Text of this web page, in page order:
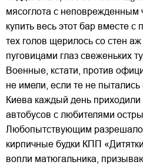
мясоглота с
купить весь этот бар вместе с
тех голов щерилось со стен
пуговицами глаз свеженьких
Военные, кстати, против
не имели, если те не пытались
Киева каждый день
автобусов с любителями
Любопытствующим
кирпичные будки КПП
вопли матюгальника,